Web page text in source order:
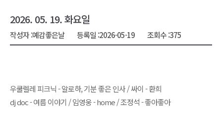
2026. 05. 19. 화요일
작성자 :예감좋은날 등록일 :2026-05-19 조회수 :375
우쿨렐레 피크닉 - 알로하, 기분 좋은 인사 / 싸이 - 환희
dj doc - 여름 이야기 / 임영웅 - home / 조정석 - 좋아좋아